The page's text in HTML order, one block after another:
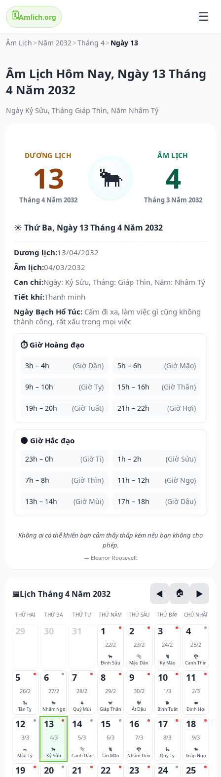
🗓️Amlich.org
Âm Lịch > Năm 2032>Tháng 4> Ngày 13
Âm Lịch Hôm Nay, Ngày 13 Tháng
4 Năm 2032
Ngày Kỷ Sửu, Tháng Giáp Thìn, Năm Nhâm Tý
DƯƠNG LỊCH
13
Tháng 4 Năm 2032
🐂
ÂM LỊCH
4
Tháng 3 Năm 2032
☀️ Thứ Ba, Ngày 13 Tháng 4 Năm 2032
Dương lịch:13/04/2032
Âm lịch:04/03/2032
Can chi:Ngày: Kỷ Sửu, Tháng: Giáp Thìn, Năm: Nhâm Tý
Tiết khí:Thanh minh
Ngày Bạch Hổ Túc: Cấm đi xa, làm việc gì cũng không
thành công, rất xấu trong mọi việc
⏱️ Giờ Hoàng đạo
3h – 4h (Giờ Dần) 5h – 6h (Giờ Mão)
9h – 10h (Giờ Tỵ) 15h – 16h (Giờ Thân)
19h – 20h (Giờ Tuất) 21h – 22h (Giờ Hợi)
🌑 Giờ Hắc đạo
23h – 0h (Giờ Tí) 1h – 2h (Giờ Sửu)
7h – 8h (Giờ Thìn) 11h – 12h (Giờ Ngọ)
13h – 14h (Giờ Mùi) 17h – 18h (Giờ Dậu)
Không ai có thể khiến bạn cảm thấy thấp kém nếu bạn không cho
phép.
— Eleanor Roosevelt
Lịch Tháng 4 Năm 2032
THỨ HAI THỨ BA THỨ TƯ THỨ NĂM THỨ SÁU THỨ BẢY CHỦ NHẬT
29 30 31 1
22/2
🐂
Đinh Sửu
2
23/2
🐅
Mậu Dần
3
24/2
🐈
Kỷ Mão
4
25/2
🐉
Canh Thìn
5
26/2
🐍
Tân Tỵ
6
27/2
🐎
Nhâm Ngọ
7
28/2
🐐
Quý Mùi
8
29/2
🐒
Giáp Thân
9
30/2
🐓
Ất Dậu
10
1/3
🐕
Bính Tuất
11
2/3
🐖
Đinh Hợi
12
3/3
🐀
Mậu Tý
13
4/3
🐂
Kỷ Sửu
14
5/3
🐅
Canh Dần
15
6/3
🐈
Tân Mão
16
7/3
🐉
Nhâm Thìn
17
8/3
🐍
Quý Tỵ
18
9/3
🐎
Giáp Ngọ
19 20 21 22 23 24 25